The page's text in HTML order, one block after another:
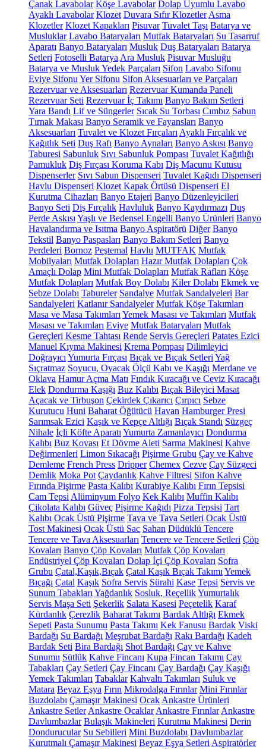
Çanak Lavabolar Köşe Lavabolar Dolap Uyumlu Lavabo
Ayaklı Lavabolar Klozet Duvara Sıfır Klozetler Asma
Klozetler Klozet Kapakları Pisuvar Tuvalet Taşı Batarya ve
Musluklar Lavabo Bataryaları Mutfak Bataryaları Su Tasarruf
Aparatı Banyo Bataryaları Musluk Duş Bataryaları Batarya
Setleri Fotoselli Batarya Ara Musluk Pisuvar Musluğu
Batarya ve Musluk Yedek Parçaları Sifon Lavabo Sifonu
Eviye Sifonu Yer Sifonu Sifon Aksesuarları ve Parçaları
Rezervuar ve Aksesuarları Rezervuar Kumanda Paneli
Rezervuar Seti Rezervuar İç Takımı Banyo Bakım Setleri
Yara Bandı Lif ve Süngerler Sıcak Su Torbası Cımbız Sabun
Tırnak Makası Banyo Seramik ve Fayansları Banyo
Aksesuarları Tuvalet ve Klozet Fırçaları Ayaklı Fırçalık ve
Kağıtlık Seti Duş Rafı Banyo Aynaları Banyo Askısı Banyo
Taburesi Sabunluk Sıvı Sabunluk Pompası Tuvalet Kağıtlığı
Pamukluk Diş Fırçası Koruma Kabı Diş Macunu Kutusu
Dispenserler Sıvı Sabun Dispenseri Tuvalet Kağıdı Dispenseri
Havlu Dispenseri Klozet Kapak Örtüsü Dispenseri El
Kurutma Cihazları Banyo Etajeri Banyo Düzenleyicileri
Banyo Seti Diş Fırçalık Havluluk Banyo Kaydırmazı Duş
Perde Askısı Yaşlı ve Bedensel Engelli Banyo Ürünleri Banyo
Havalandırma ve Isıtma Banyo Aspiratörü Diğer Banyo
Tekstil Banyo Paspasları Banyo Bakım Setleri Banyo
Perdeleri Bornoz Peştemal Havlu MUTFAK Mutfak
Mobilyaları Mutfak Dolapları Hazır Mutfak Dolapları Çok
Amaçlı Dolap Mini Mutfak Dolapları Mutfak Rafları Köşe
Mutfak Dolapları Mutfak Boy Dolabı Kiler Dolabı Ekmek ve
Sebze Dolabı Tabureler Sandalye Mutfak Sandalyeleri Bar
Sandalyeleri Katlanır Sandalyeler Mutfak Köşe Takımları
Masa ve Masa Takımları Yemek Masası ve Takımları Mutfak
Masası ve Takımları Eviye Mutfak Bataryaları Mutfak
Gereçleri Kesme Tahtası Rende Servis Gereçleri Patates Ezici
Manuel Kıyma Makinesi Krema Pompası Dilimleyici
Doğrayıcı Yumurta Fırçası Bıçak ve Bıçak Setleri Yağ
Sıçratmaz Soyucu, Oyacak Ölçü Kabı ve Kaşığı Merdane ve
Oklava Hamur Açma Matı Fındık Kıracağı ve Ceviz Kıracağı
Elek Dondurma Kaşığı Buz Kalıbı Bıçak Bileyici Masat
Açacak ve Tirbuşon Çekirdek Çıkarıcı Çırpıcı Sebze
Kurutucu Huni Baharat Öğütücü Havan Hamburger Presi
Sarımsak Ezici Kaşık ve Kepçe Altlığı Bıçak Standı Süzgeç
Nihale İçli Köfte Aparatı Yumurta Zamanlayıcı Dondurma
Kalıbı Buz Kovası Et Dövme Aleti Sarma Makinesi Kahve
Değirmenleri Limon Sıkacağı Pişirme Grubu Çay ve Kahve
Demleme French Press Dripper Chemex Cezve Çay Süzgeci
Demlik Moka Pot Çaydanlık Kahve Filtresi Sifon Kahve
Fırında Pişirme Pasta Kalıbı Kurabiye Kalıbı Fırın Tepsisi
Cam Tepsi Alüminyum Folyo Kek Kalıbı Muffin Kalıbı
Çikolata Kalıbı Güveç Pişirme Kağıdı Pizza Tepsisi Tart
Kalıbı Ocak Üstü Pişirme Tava ve Tava Setleri Ocak Üstü
Tost Makinesi Ocak Üstü Sac Sahan Düdüklü Tencere
Tencere ve Tava Aksesuarları Tencere ve Tencere Setleri Çöp
Kovaları Banyo Çöp Kovaları Mutfak Çöp Kovaları
Endüstriyel Çöp Kovaları Dolap İçi Çöp Kovaları Sofra
Grubu Çatal,Kaşık,Bıçak Çatal Kaşık Bıçak Takımı Yemek
Bıçağı Çatal Kaşık Sofra Servis Sürahi Kase Tepsi Servis ve
Sunum Tabakları Yağdanlık Sosluk, ReçellikYumurtalık
Servis Maşa Seti Şekerlik Salata Kasesi Peçetelik Karaf
Kürdanlık Çerezlik Baharat Takımı Bardak Altlığı Ekmek
Sepeti Pasta Sunumu Pasta Takımı Kek Fanusu Bardak Viski
Bardağı Su Bardağı Meşrubat Bardağı Rakı Bardağı Kadeh
Bardak Seti Bira Bardağı Shot Bardağı Çay ve Kahve
Sunumu Sütlük Kahve Fincanı Kupa Fincan Takımı Çay
Tabakları Çay Setleri Çay Fincanı Çay Bardağı Çay Kaşığı
Yemek Takımları Tabaklar Kahvaltı Takımları Suluk ve
Matara Beyaz Eşya Fırın Mikrodalga Fırınlar Mini Fırınlar
Buzdolabı Çamaşır Makinesi Ocak Ankastre Ürünleri
Ankastre Setler Ankastre Ocaklar Ankastre Fırınlar Ankastre
Davlumbazlar Bulaşık Makineleri Kurutma Makinesi Derin
Dondurucular Su Sebilleri Mini Buzdolabı Davlumbazlar
Kurutmalı Çamaşır Makinesi Beyaz Eşya Setleri Aspiratörler